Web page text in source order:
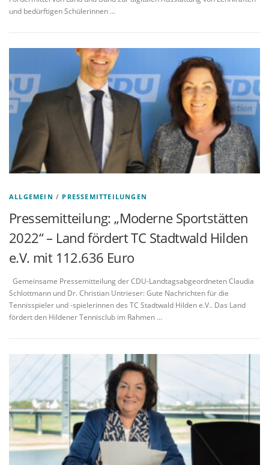
und bedürftigen Schülerinnen …
ALLGEMEIN / PRESSEMITTEILUNGEN
Pressemitteilung: „Moderne Sportstätten
2022“ – Land fördert TC Stadtwald Hilden
e.V. mit 112.636 Euro
Gemeinsame Pressemitteilung der CDU-Landtagsabgeordneten Claudia
Schlottmann und Dr. Christian Untrieser: Gute Nachrichten für die
Tennisspieler und -spielerinnen des TC Stadtwald Hilden e.V.. Das Land
fördert den Hildener Tennisclub im Rahmen …